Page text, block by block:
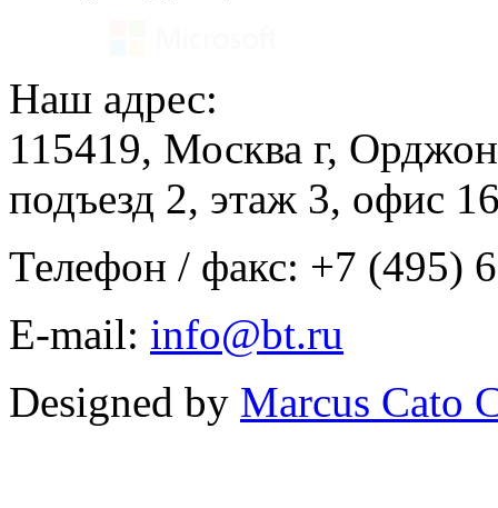
Наш адрес:
115419, Москва г,
подъезд 2, этаж 3, офис
Телефон / факс: +7 (495)
E-mail: info@bt.ru
Designed by Marcus Cato